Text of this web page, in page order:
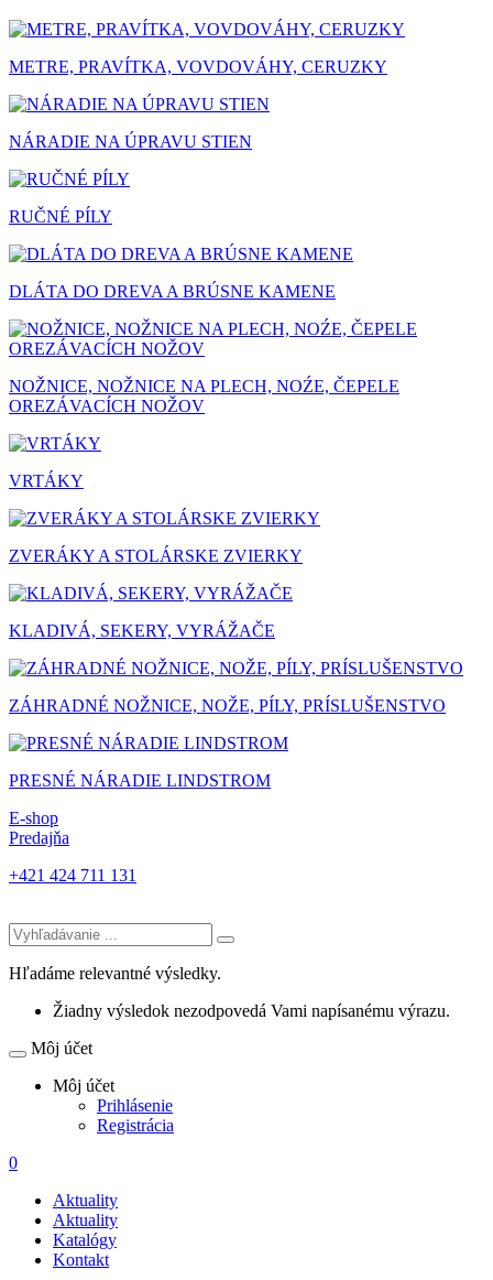
METRE, PRAVÍTKA, VOVDOVÁHY, CERUZKY
NÁRADIE NA ÚPRAVU STIEN
RUČNÉ PÍLY
DLÁTA DO DREVA A BRÚSNE KAMENE
NOŽNICE, NOŽNICE NA PLECH, NOŹE, ČEPELE
OREZÁVACÍCH NOŽOV
VRTÁKY
ZVERÁKY A STOLÁRSKE ZVIERKY
KLADIVÁ, SEKERY, VYRÁŽAČE
ZÁHRADNÉ NOŽNICE, NOŽE, PÍLY, PRÍSLUŠENSTVO
PRESNÉ NÁRADIE LINDSTROM
E-shop
Predajňa
+421 424 711 131
Hľadáme relevantné výsledky.
Žiadny výsledok nezodpovedá Vami napísanému výrazu.
Môj účet
Môj účet
Prihlásenie
Registrácia
0
Aktuality
Aktuality
Katalógy
Kontakt